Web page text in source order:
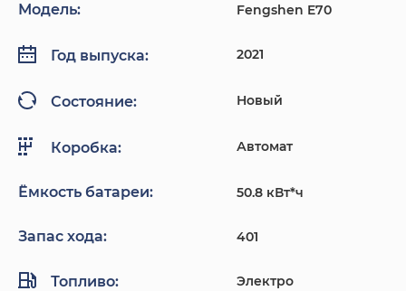
Модель: Fengshen E70
Год выпуска: 2021
Состояние: Новый
Коробка: Автомат
Ёмкость батареи: 50.8 кВт*ч
Запас хода: 401
Топливо: Электро